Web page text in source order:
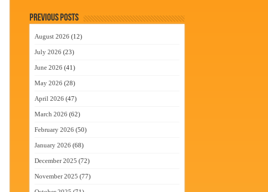
Previous Posts
August 2026 (12)
July 2026 (23)
June 2026 (41)
May 2026 (28)
April 2026 (47)
March 2026 (62)
February 2026 (50)
January 2026 (68)
December 2025 (72)
November 2025 (77)